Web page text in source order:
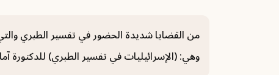
من القضايا شديدة الحضور في تفسير الطبري
وهي: (الإسرائيليات في تفسير الطبري)